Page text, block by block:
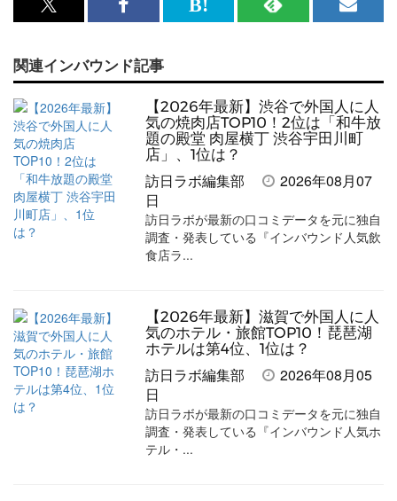
x<br>
記
事
を
シ
ェ
ア
Facebook<br>
記
は
ブ
ッ
ク
マ
ー
ク
加
RSS
事
を
購
読
す
る
メ
ガ
登
録
す
る
関連インバウンド記事
【2026年最新】渋谷で外国人に人
気の焼肉店TOP10！2位は「和牛放
題の殿堂 肉屋横丁 渋谷宇田川町
店」、1位は？
訪日ラボ編集部
2026年08月07
日
訪日ラボが最新の口コミデータを元に独自
調査・発表している『インバウンド人気飲
食店ラ...
【2026年最新】滋賀で外国人に人
気のホテル・旅館TOP10！琵琶湖
ホテルは第4位、1位は？
訪日ラボ編集部
2026年08月05
日
訪日ラボが最新の口コミデータを元に独自
調査・発表している『インバウンド人気ホ
テル・...